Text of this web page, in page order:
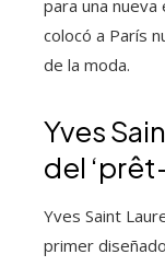
para una
colocó a París
de la moda.
Yves
del
Yves Saint
primer